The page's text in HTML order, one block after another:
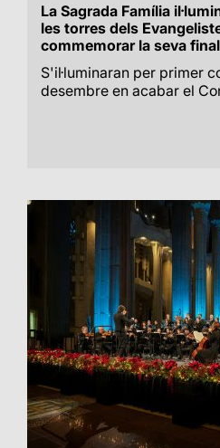
La Sagrada Família
les torres dels
commemorar la seva
S'il·luminaran per primer
desembre en acabar el